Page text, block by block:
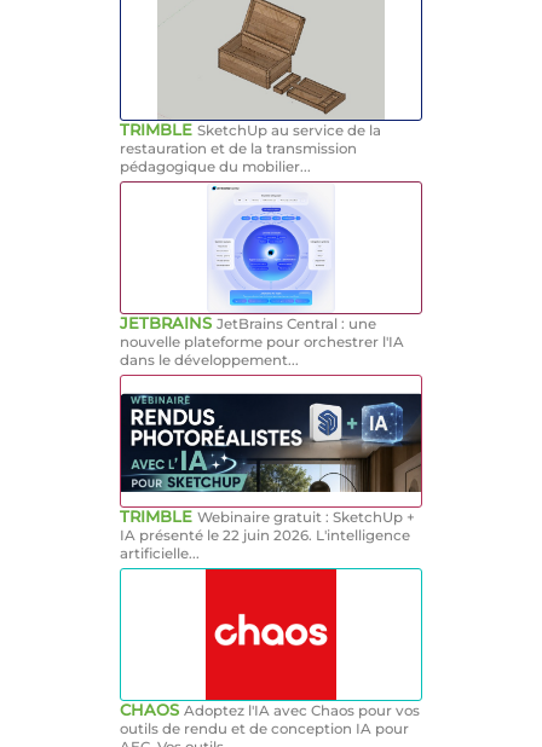
TRIMBLE SketchUp au service de la
restauration et de la transmission
pédagogique du mobilier...
JETBRAINS JetBrains Central : une
nouvelle plateforme pour orchestrer l'IA
dans le développement...
TRIMBLE Webinaire gratuit : SketchUp +
IA présenté le 22 juin 2026. L'intelligence
artificielle...
CHAOS Adoptez l'IA avec Chaos pour vos
outils de rendu et de conception IA pour